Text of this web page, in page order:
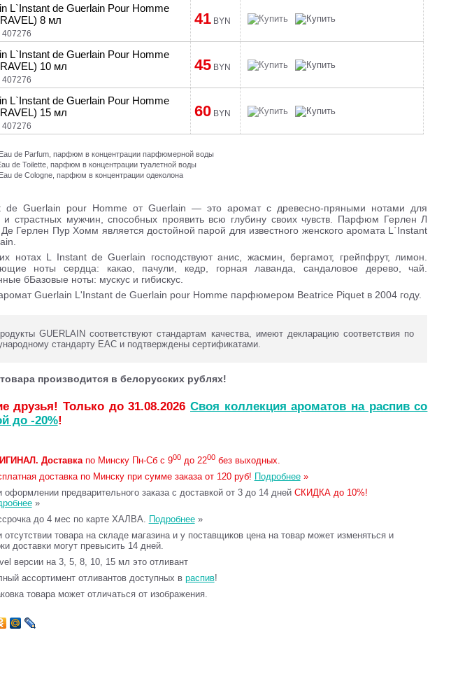
L`Instant de Guerlain Pour Homme
8 мл
407276
41 BYN
L`Instant de Guerlain Pour Homme
10 мл
407276
45 BYN
L`Instant de Guerlain Pour Homme
15 мл
407276
60 BYN
de Parfum, парфюм в концентрации парфюмерной воды
de Toilette, парфюм в концентрации туалетной воды
de Cologne, парфюм в концентрации одеколона
de Guerlain pour Homme от Guerlain — это аромат с древесно-пряными нотами для
и страстных мужчин, способных проявить всю глубину своих чувств. Парфюм Герлен Л
Де Герлен Пур Хомм является достойной парой для известного женского аромата L`Instant
нотах L Instant de Guerlain господствуют анис, жасмин, бергамот, грейпфрут, лимон.
ноты сердца: какао, пачули, кедр, горная лаванда, сандаловое дерево, чай.
бБазовые ноты: мускус и гибискус.
Guerlain L'Instant de Guerlain pour Homme парфюмером Beatrice Piquet в 2004 году.
GUERLAIN соответствуют стандартам качества, имеют декларацию соответствия по
стандарту ЕАС и подтверждены сертификатами.
производится в белорусских рублях!
друзья! Только до 31.08.2026 Своя коллекция ароматов на распив со
до -20%!
Доставкапо Минску Пн-Сб с 900до 2200без выходных.
доставка по Минску при сумме заказа от 120 руб! Подробнее»
оформлении предварительного заказа с доставкой от 3 до 14 дней СКИДКА до 10%!
»
до 4 мес по карте ХАЛВА. Подробнее»
отсутствии товара на складе магазина и у поставщиков цена на товар может изменяться и
доставки могут превысить 14 дней.
версии на 3, 5, 8, 10, 15 мл это отливант
ассортимент отливантов доступных в распив!
товара может отличаться от изображения.